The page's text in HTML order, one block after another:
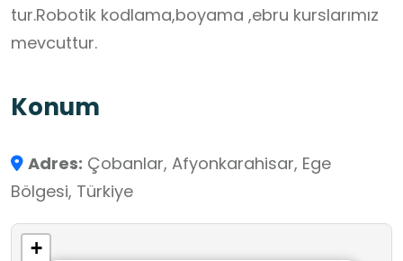
tur.Robotik kodlama,boyama ,ebru kurslarımız
mevcuttur.
Konum
Adres: Çobanlar, Afyonkarahisar, Ege
Bölgesi, Türkiye
+